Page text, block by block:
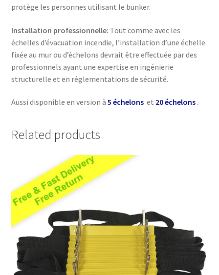
protège les personnes utilisant le bunker.
Installation professionnelle: Tout comme avec les
échelles d’évacuation incendie, l’installation d’une échelle
fixée au mur ou d’échelons devrait être effectuée par des
professionnels ayant une expertise en ingénierie
structurelle et en réglementations de sécurité.
Aussi disponible en version à 5 échelons et 20 échelons .
Related products